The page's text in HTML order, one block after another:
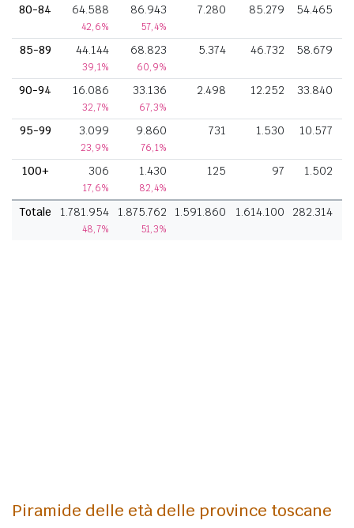
80-84 64.588
42,6%
86.943
57,4%
7.280 85.279 54.465
85-89 44.144
39,1%
68.823
60,9%
5.374 46.732 58.679
90-94 16.086
32,7%
33.136
67,3%
2.498 12.252 33.840
95-99 3.099
23,9%
9.860
76,1%
731 1.530 10.577
100+ 306
17,6%
1.430
82,4%
125 97 1.502
Totale 1.781.954
48,7%
1.875.762
51,3%
1.591.860 1.614.100 282.314
Piramide delle età delle province toscane